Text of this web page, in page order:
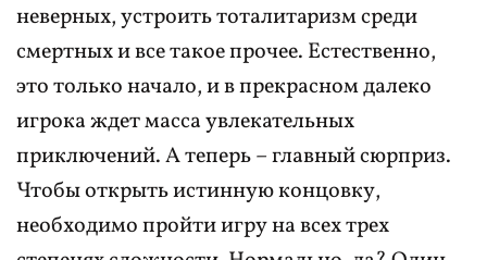
неверных, устроить тоталитаризм среди
смертных и все такое прочее. Естественно,
это только начало, и в прекрасном далеко
игрока ждет масса увлекательных
приключений. А теперь – главный сюрприз.
Чтобы открыть истинную концовку,
необходимо пройти игру на всех трех